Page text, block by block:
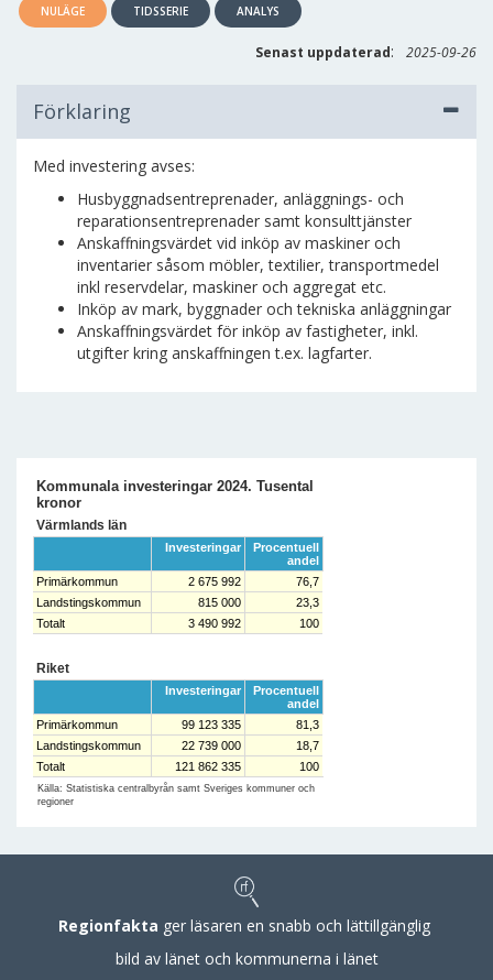
NULÄGE TIDSSERIE ANALYS
Senast uppdaterad: 2025-09-26
Förklaring
Med investering avses:
Husbyggnadsentreprenader, anläggnings- och
reparationsentreprenader samt konsulttjänster
Anskaffningsvärdet vid inköp av maskiner och
inventarier såsom möbler, textilier, transportmedel
inkl reservdelar, maskiner och aggregat etc.
Inköp av mark, byggnader och tekniska anläggningar
Anskaffningsvärdet för inköp av fastigheter, inkl.
utgifter kring anskaffningen t.ex. lagfarter.
Kommunala investeringar 2024. Tusental
kronor
Värmlands län
Investeringar
Procentuell
andel
Primärkommun
2 675 992
76,7
Landstingskommun
815 000
23,3
Totalt
3 490 992 100
Riket
Investeringar
Procentuell
andel
Primärkommun
99 123 335
81,3
Landstingskommun
22 739 000
18,7
Totalt
121 862 335 100
Källa: Statistiska centralbyrån samt Sveriges kommuner och
regioner
Regionfakta ger läsaren en snabb och lättillgänglig
bild av länet och kommunerna i länet